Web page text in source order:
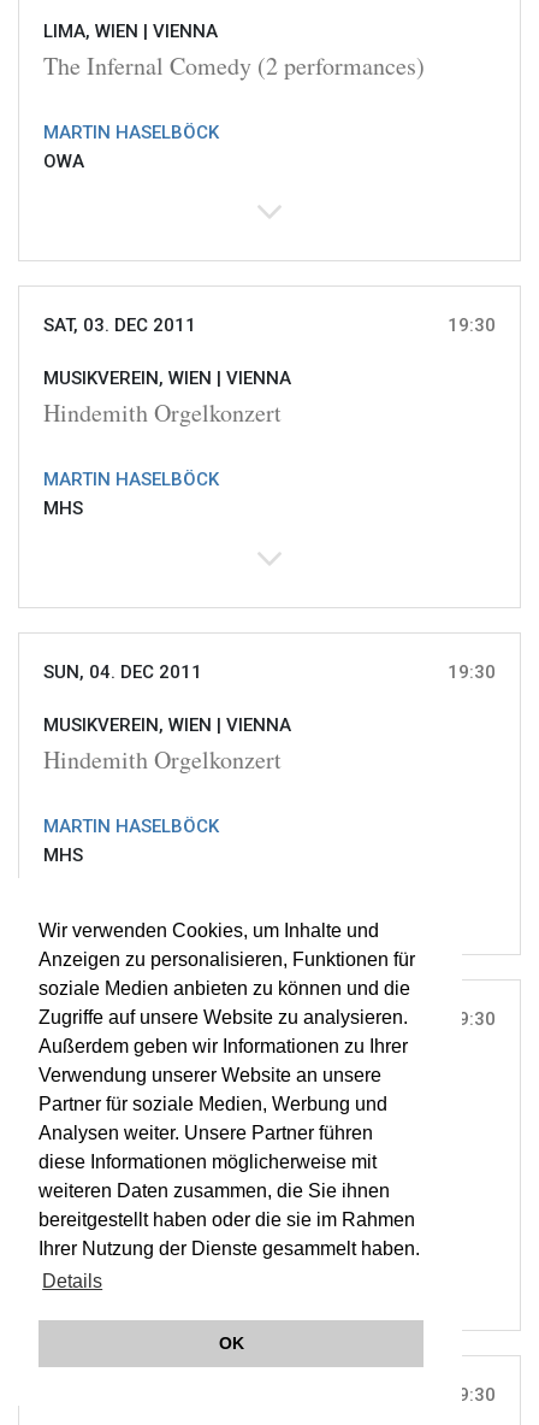
Wir verwenden Cookies, um Inhalte und
Anzeigen zu personalisieren, Funktionen für
soziale Medien anbieten zu können und die
Zugriffe auf unsere Website zu analysieren.
Außerdem geben wir Informationen zu Ihrer
Verwendung unserer Website an unsere
Partner für soziale Medien, Werbung und
Analysen weiter. Unsere Partner führen
diese Informationen möglicherweise mit
weiteren Daten zusammen, die Sie ihnen
bereitgestellt haben oder die sie im Rahmen
Ihrer Nutzung der Dienste gesammelt haben.
Details
OK
LIMA, WIEN | VIENNA
The Infernal Comedy (2 performances)
MARTIN HASELBÖCK
OWA
SAT, 03. DEC 2011 19:30
MUSIKVEREIN, WIEN | VIENNA
Hindemith Orgelkonzert
MARTIN HASELBÖCK
MHS
SUN, 04. DEC 2011 19:30
MUSIKVEREIN, WIEN | VIENNA
Hindemith Orgelkonzert
MARTIN HASELBÖCK
MHS
TUE, 06. DEC 2011 19:30
MUSIKVEREIN, WIEN |VIENNA
Bach: Hohe Messe (Musikvereins-Abo)
ORCHESTER WIENER AKADEMIE
MARTIN HASELBÖCK
OWA
19:30